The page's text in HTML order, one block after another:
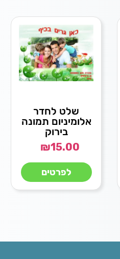
שלט לחדר
אלומיניום תמונה
בירוק
₪15.00
לפרטים